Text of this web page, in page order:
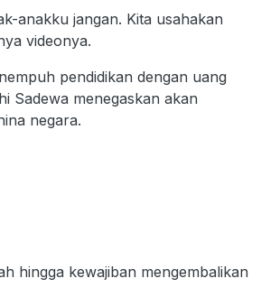
anakku jangan. Kita usahakan
videonya.
pendidikan dengan uang
Sadewa menegaskan akan
negara.
hingga kewajiban mengembalikan